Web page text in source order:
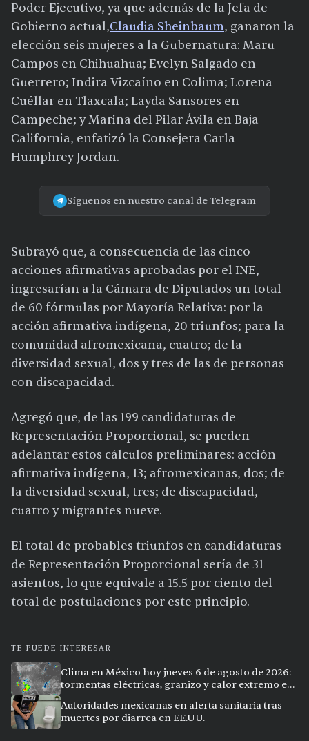
Poder Ejecutivo, ya que además de la Jefa de
Gobierno actual,Claudia Sheinbaum, ganaron la
elección seis mujeres a la Gubernatura: Maru
Campos en Chihuahua; Evelyn Salgado en
Guerrero; Indira Vizcaíno en Colima; Lorena
Cuéllar en Tlaxcala; Layda Sansores en
Campeche; y Marina del Pilar Ávila en Baja
California, enfatizó la Consejera Carla
Humphrey Jordan.
Síguenos en nuestro canal de Telegram
Subrayó que, a consecuencia de las cinco
acciones afirmativas aprobadas por el INE,
ingresarían a la Cámara de Diputados un total
de 60 fórmulas por Mayoría Relativa: por la
acción afirmativa indígena, 20 triunfos; para la
comunidad afromexicana, cuatro; de la
diversidad sexual, dos y tres de las de personas
con discapacidad.
Agregó que, de las 199 candidaturas de
Representación Proporcional, se pueden
adelantar estos cálculos preliminares: acción
afirmativa indígena, 13; afromexicanas, dos; de
la diversidad sexual, tres; de discapacidad,
cuatro y migrantes nueve.
El total de probables triunfos en candidaturas
de Representación Proporcional sería de 31
asientos, lo que equivale a 15.5 por ciento del
total de postulaciones por este principio.
TE PUEDE INTERESAR
Clima en México hoy jueves 6 de agosto de 2026:
tormentas eléctricas, granizo y calor extremo en
Autoridades mexicanas en alerta sanitaria tras
muertes por diarrea en EE.UU.